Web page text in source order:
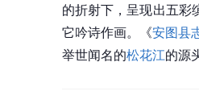
的折射下，呈现出五彩
它吟诗作画。《安图县
举世闻名的松花江的源